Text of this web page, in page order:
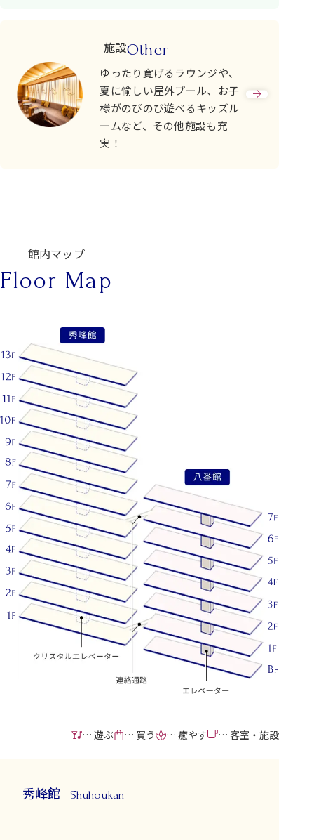
施設Other
ゆったり寛げるラウンジや、
夏に愉しい屋外プール、お子
様がのびのび遊べるキッズル
ームなど、その他施設も充
実！
館内マップ
Floor Map
… 遊ぶ … 買う … 癒やす … 客室・施設
秀峰館 Shuhoukan